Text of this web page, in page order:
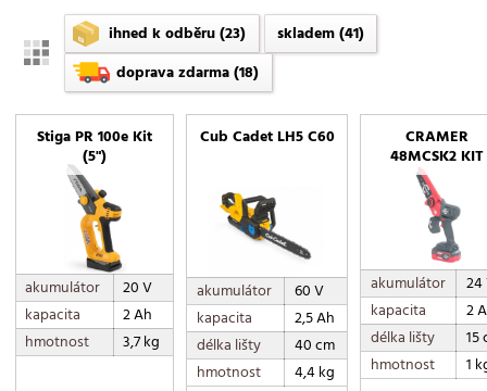
ihned k odběru(23) skladem(41)
doprava zdarma(18)
Stiga PR 100e Kit
(5")
akumulátor
20 V
kapacita
2 Ah
hmotnost
3,7 kg
Cub Cadet LH5 C60
akumulátor
60 V
kapacita
2,5 Ah
délka lišty
40 cm
hmotnost
4,4 kg
CRAMER
48MCSK2 KIT
akumulátor
24
kapacita
2
délka lišty
15
hmotnost
1